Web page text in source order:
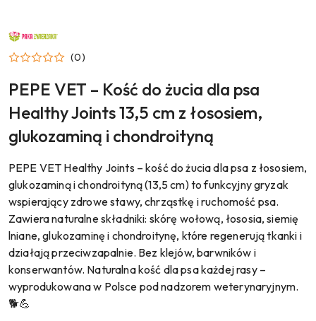
NAZWA
PRODUCENTA:
PAKA
ZWIERZAKA (0)
PEPE VET – Kość do żucia dla psa
Healthy Joints 13,5 cm z łososiem,
glukozaminą i chondroityną
PEPE VET Healthy Joints – kość do żucia dla psa z łososiem,
glukozaminą i chondroityną (13,5 cm) to funkcyjny gryzak
wspierający zdrowe stawy, chrząstkę i ruchomość psa.
Zawiera naturalne składniki: skórę wołową, łososia, siemię
lniane, glukozaminę i chondroitynę, które regenerują tkanki i
działają przeciwzapalnie. Bez klejów, barwników i
konserwantów. Naturalna kość dla psa każdej rasy –
wyprodukowana w Polsce pod nadzorem weterynaryjnym.
🐕💪